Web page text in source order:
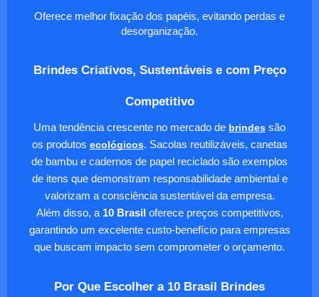
Oferece melhor fixação dos papéis, evitando perdas e
desorganização.
Brindes Criativos, Sustentáveis e com Preço
Competitivo
Uma tendência crescente no mercado de brindes são
os produtos ecológicos. Sacolas reutilizáveis, canetas
de bambu e cadernos de papel reciclado são exemplos
de itens que demonstram responsabilidade ambiental e
valorizam a consciência sustentável da empresa.
Além disso, a 10 Brasiloferece preços competitivos,
garantindo um excelente custo-benefício para empresas
que buscam impacto sem comprometer o orçamento.
Por Que Escolher a 10 Brasil Brindes